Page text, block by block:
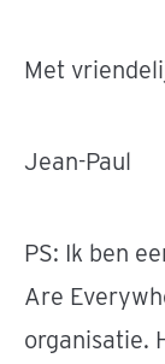
Met
Jean-Paul
PS: Ik ben
Are
organisatie.